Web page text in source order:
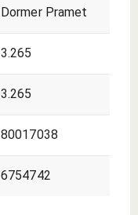
Dormer Pramet
3.265
3.265
80017038
6754742